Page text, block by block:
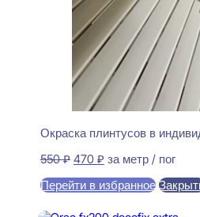
Окраска плинтусов в
550₽ Первоначальная
составляла
470 ₽Текущая
470 ₽.
за метр / пог
Перейти в избранное